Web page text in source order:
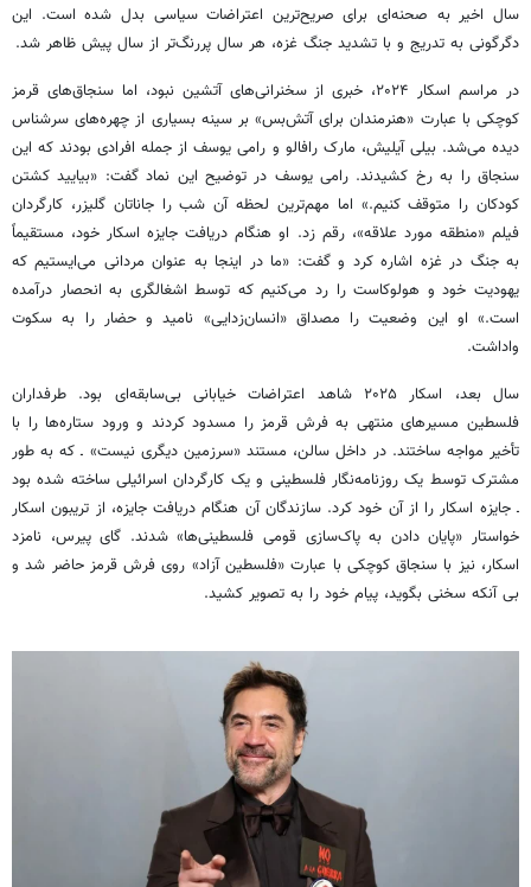
سال اخیر به صحنه‌ای برای صریح‌ترین اعتراضات سیاسی بدل شده است. این
دگرگونی به تدریج و با تشدید جنگ غزه، هر سال پررنگ‌تر از سال پیش ظاهر شد.
در مراسم اسکار ۲۰۲۴، خبری از سخنرانی‌های آتشین نبود، اما سنجاق‌های قرمز
کوچکی با عبارت «هنرمندان برای آتش‌بس» بر سینه بسیاری از چهره‌های سرشناس
دیده می‌شد. بیلی آیلیش، مارک رافالو و رامی یوسف از جمله افرادی بودند که این
سنجاق را به رخ کشیدند. رامی یوسف در توضیح این نماد گفت: «بیایید کشتن
کودکان را متوقف کنیم.» اما مهم‌ترین لحظه آن شب را جاناتان گلیزر، کارگردان
فیلم «منطقه مورد علاقه»، رقم زد. او هنگام دریافت جایزه اسکار خود، مستقیماً
به جنگ در غزه اشاره کرد و گفت: «ما در اینجا به عنوان مردانی می‌ایستیم که
یهودیت خود و هولوکاست را رد می‌کنیم که توسط اشغالگری به انحصار درآمده
است.» او این وضعیت را مصداق «انسان‌زدایی» نامید و حضار را به سکوت
واداشت.
سال بعد، اسکار ۲۰۲۵ شاهد اعتراضات خیابانی بی‌سابقه‌ای بود. طرفداران
فلسطین مسیرهای منتهی به فرش قرمز را مسدود کردند و ورود ستاره‌ها را با
تأخیر مواجه ساختند. در داخل سالن، مستند «سرزمین دیگری نیست» ـ که به طور
مشترک توسط یک روزنامه‌نگار فلسطینی و یک کارگردان اسرائیلی ساخته شده بود
ـ جایزه اسکار را از آن خود کرد. سازندگان آن هنگام دریافت جایزه، از تریبون اسکار
خواستار «پایان دادن به پاک‌سازی قومی فلسطینی‌ها» شدند. گای پیرس، نامزد
اسکار، نیز با سنجاق کوچکی با عبارت «فلسطین آزاد» روی فرش قرمز حاضر شد و
بی آنکه سخنی بگوید، پیام خود را به تصویر کشید.